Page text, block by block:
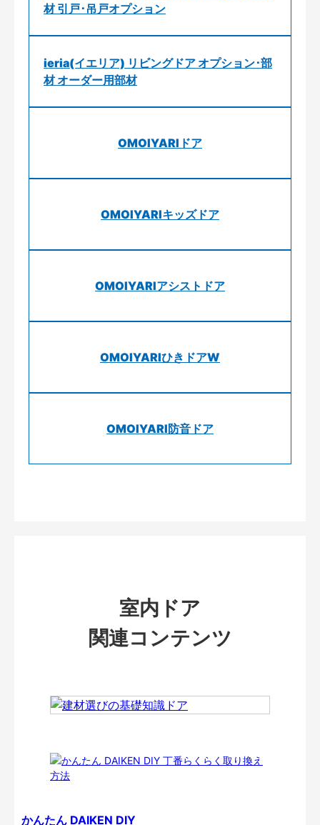
材 引戸･吊戸オプション
ieria(イエリア) リビングドア オプション･部
材 オーダー用部材
OMOIYARIドア
OMOIYARIキッズドア
OMOIYARIアシストドア
OMOIYARIひきドアW
OMOIYARI防音ドア
室内ドア
関連コンテンツ
かんたん DAIKEN DIY